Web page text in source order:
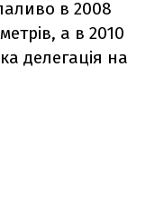
в 2008
а в 2010
делегація на